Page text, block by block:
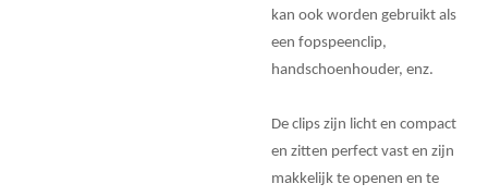
kan ook worden gebruikt als
een fopspeenclip,
handschoenhouder, enz.
De clips zijn licht en compact
en zitten perfect vast en zijn
makkelijk te openen en te